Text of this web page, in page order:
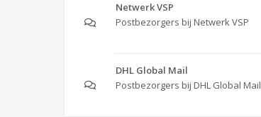
Netwerk VSP
Postbezorgers bij Netwerk VSP
DHL Global Mail
Postbezorgers bij DHL Global Mail